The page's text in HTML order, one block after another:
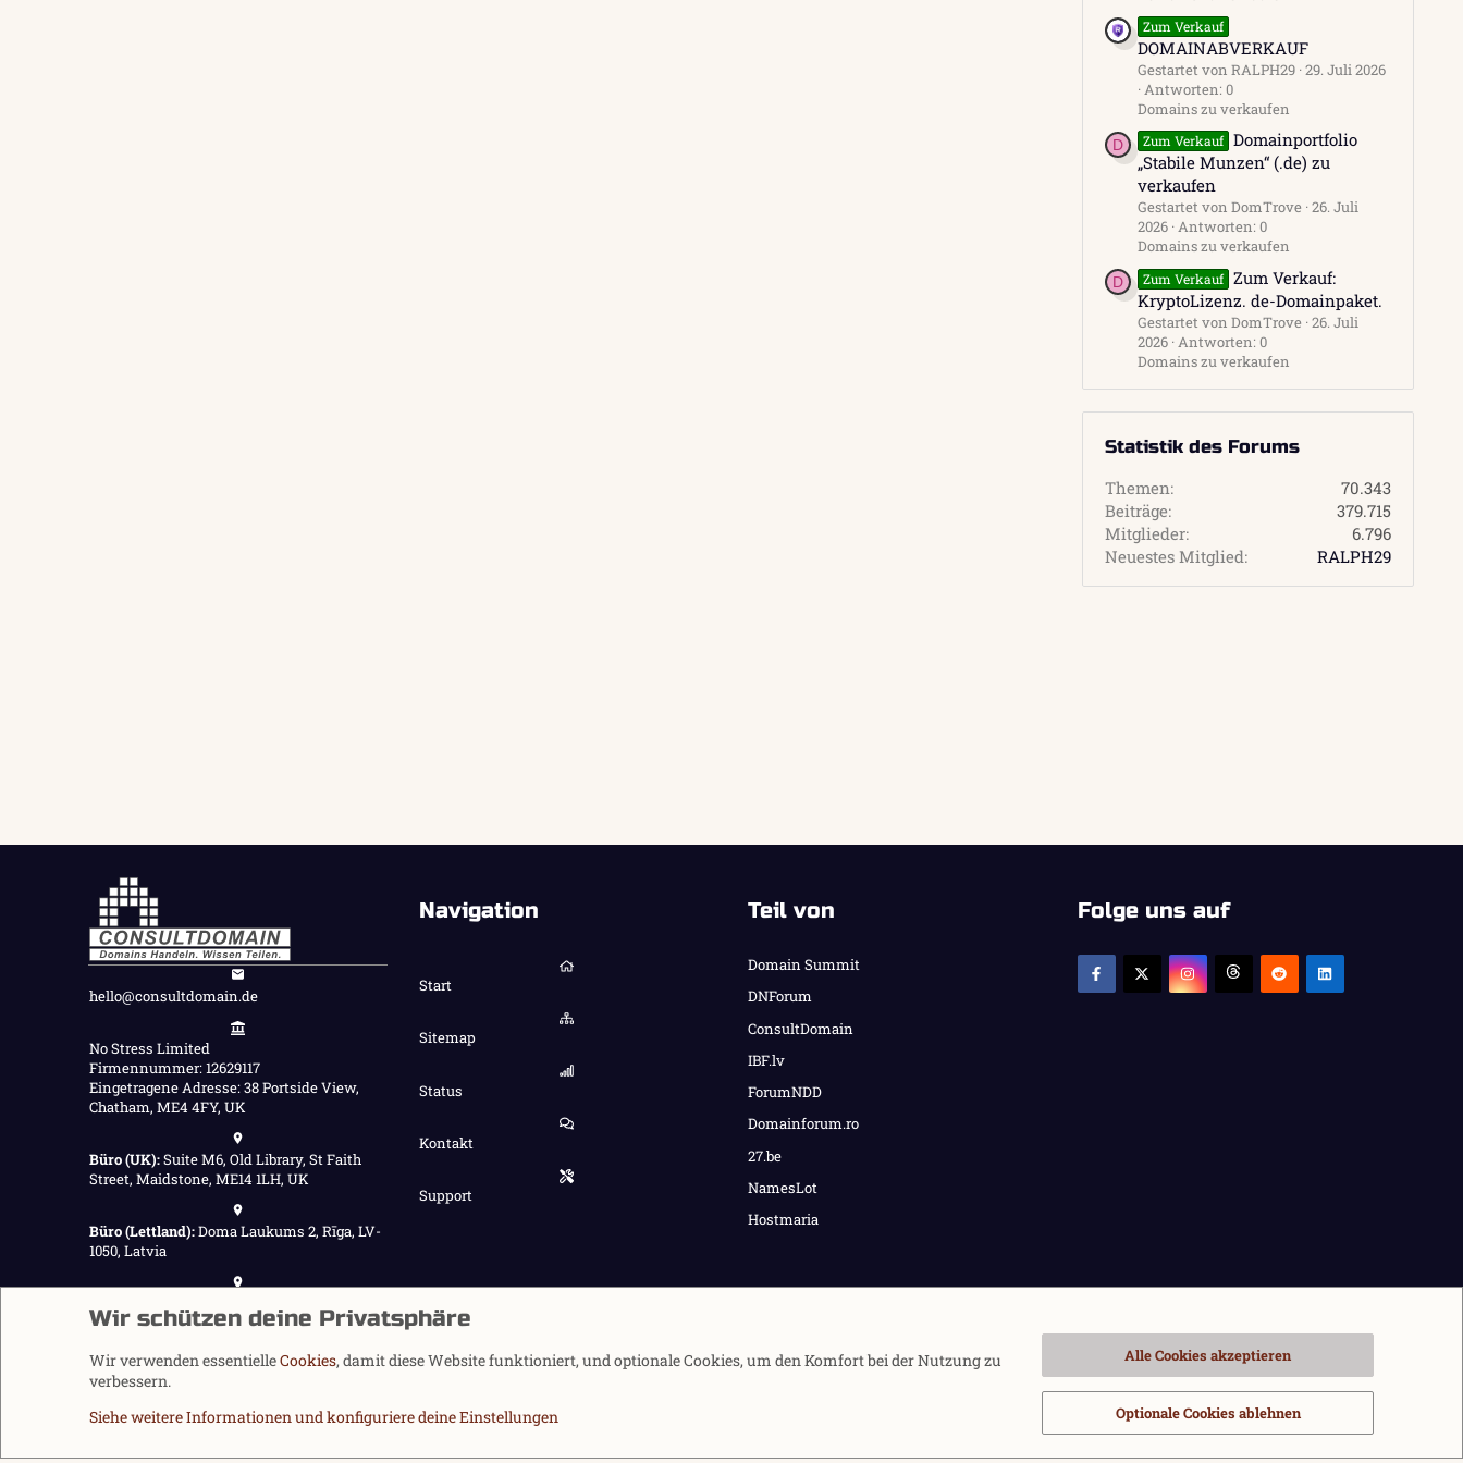
Zum Verkauf
DOMAINABVERKAUF
Gestartet von RALPH29 29. Juli 2026
Antworten: 0
Domains zu verkaufen
D Zum Verkauf Domainportfolio
„Stabile Munzen“ (.de) zu
verkaufen
Gestartet von DomTrove 26. Juli
2026 Antworten: 0
Domains zu verkaufen
D Zum Verkauf Zum Verkauf:
KryptoLizenz. de-Domainpaket.
Gestartet von DomTrove 26. Juli
2026 Antworten: 0
Domains zu verkaufen
Statistik des Forums
Themen
70.343
Beiträge
379.715
Mitglieder
6.796
Neuestes Mitglied
RALPH29
hello@consultdomain.de
No Stress Limited
Firmennummer: 12629117
Eingetragene Adresse: 38 Portside View,
Chatham, ME4 4FY, UK
Büro (UK):Suite M6, Old Library, St Faith
Street, Maidstone, ME14 1LH, UK
Büro (Lettland):Doma Laukums 2, Rīga, LV-
1050, Latvia
Navigation
Start
Sitemap
Status
Kontakt
Support
Teil von
Domain Summit
DNForum
ConsultDomain
IBF.lv
ForumNDD
Domainforum.ro
27.be
NamesLot
Hostmaria
Folge uns auf
Wir schützen deine Privatsphäre
Wir verwenden essentielleCookies, damit diese Website funktioniert, und optionale Cookies, um den Komfort bei der Nutzung zu
verbessern.
Siehe weitere Informationen und konfiguriere deine Einstellungen
Alle Cookies akzeptieren
Optionale Cookies ablehnen